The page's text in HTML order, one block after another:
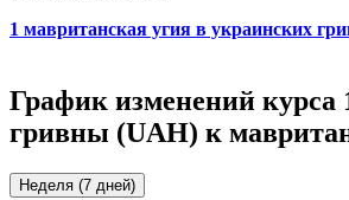
1 мавританская угия в украинских
График изменений курса
гривны (UAH) к
Неделя (7 дней)